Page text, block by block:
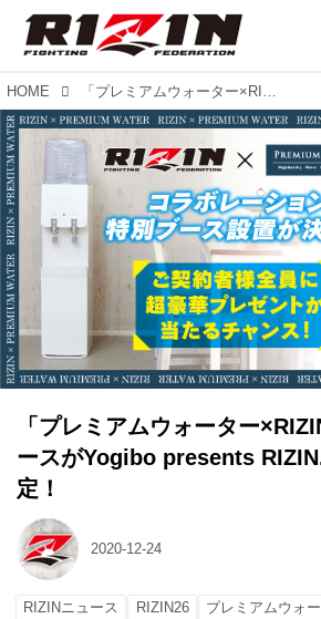
HOME 「プレミアムウォーター×RIZIN」特別販売ブースがYogibo presents RIZIN.26に出店決定！
「プレミアムウォーター
ースがYogibo presents
定！
2020-12-24
RIZINニュース RIZIN26 プレミアムウォ